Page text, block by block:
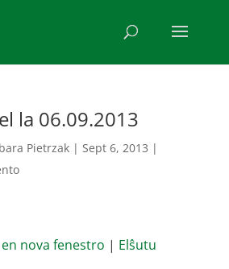
la 06.09.2013
Pietrzak| Sept 6, 2013 |
nova fenestro | Elŝutu